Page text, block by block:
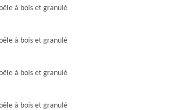
à bois et granulé
à bois et granulé
à bois et granulé
à bois et granulé